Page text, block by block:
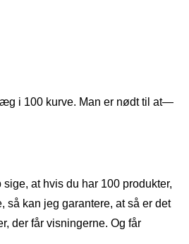
i 100 kurve. Man er nødt til at—
at hvis du har 100 produkter,
så kan jeg garantere, at så er det
der får visningerne. Og får